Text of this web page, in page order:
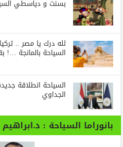
بسنت و دياسطي
لله درك يا مصر ..
السياحة بالمانجة …!
السياحة انطلاقة
الجداوي
بانوراما السياحة :